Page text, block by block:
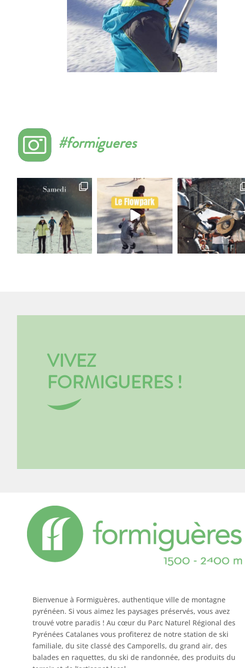
#formigueres
VIVEZ
FORMIGUERES !
Bienvenue à Formiguères, authentique ville de montagne
pyrénéen. Si vous aimez les paysages préservés, vous avez
trouvé votre paradis ! Au cœur du Parc Naturel Régional des
Pyrénées Catalanes vous profiterez de notre station de ski
familiale, du site classé des Camporells, du grand air, des
balades en raquettes, du ski de randonnée, des produits du